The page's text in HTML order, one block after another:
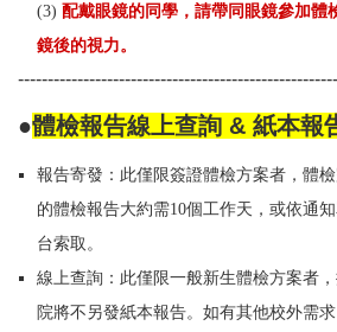
(3) 配戴眼鏡的同學，請帶同眼鏡參加體
鏡後的視力。
●體檢報告線上查詢 & 紙本報
報告寄發：此僅限簽證體檢方案者，體
的體檢報告大約需10個工作天，或依通
台索取。
線上查詢：此僅限一般新生體檢方案者
院將不另發紙本報告。 如有其他校外需